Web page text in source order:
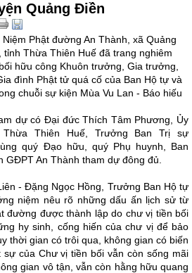
Quảng Điền
Phật đường An Thành, xã Quảng
Thừa Thiên Huế đã trang nghiêm
hữu công Khuôn trưởng, Gia trưởng,
đình Phật tử quá cố của Ban Hộ tự và
chuỗi sự kiện Mùa Vu Lan - Báo hiếu
dự có Đại đức Thích Tâm Phương, Ủy
Thừa Thiên Huế, Trưởng Ban Trị sự
quý Đạo hữu, quý Phụ huynh, Ban
An Thành tham dự đông đủ.
- Đặng Ngọc Hồng, Trưởng Ban Hộ tự
niệm nêu rõ những dấu ấn lịch sử từ
đường được thành lập do chư vị tiền bối
hy sinh, cống hiến của chư vị để bảo
thời gian có trôi qua, không gian có biến
của Chư vị tiền bối vẫn còn sống mãi
gian vô tận, vẫn còn hằng hữu quang